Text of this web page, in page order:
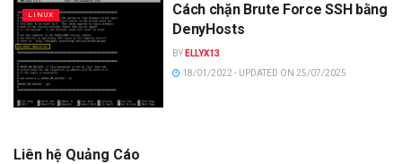
LINUX
Cách chặn Brute Force SSH bằng
DenyHosts
BY ELLYX13
18/01/2022 - UPDATED ON 25/07/2025
Liên hệ Quảng Cáo